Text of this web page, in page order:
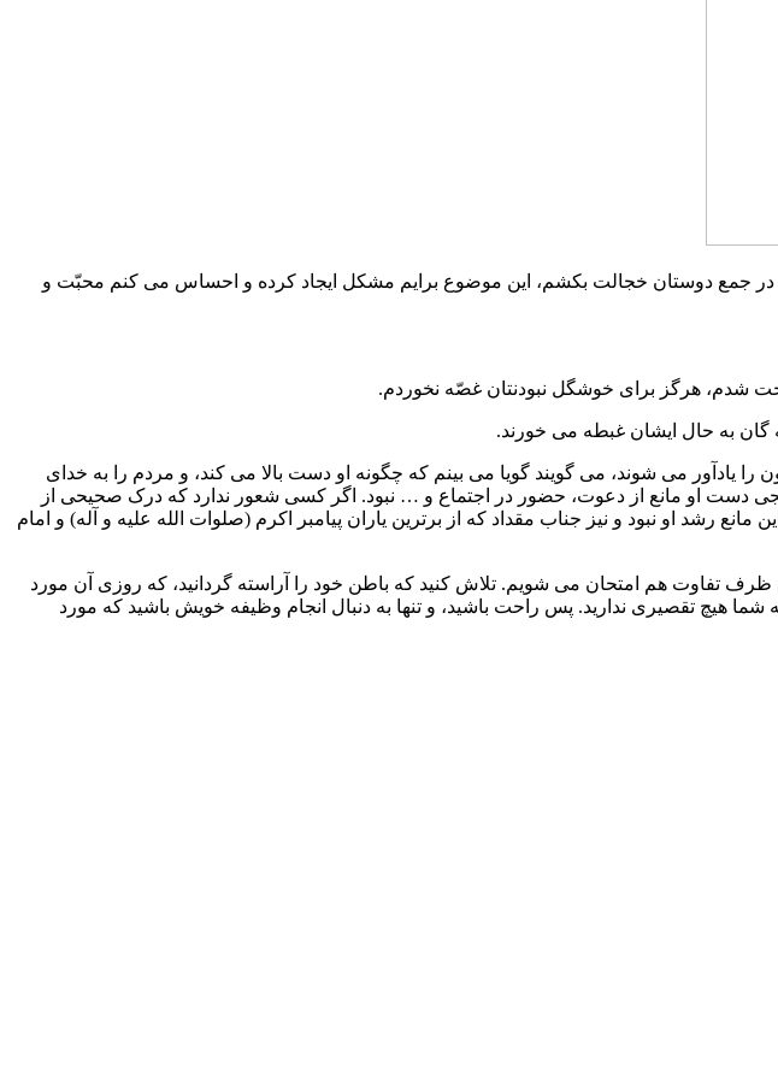
در جمع دوستان خجالت بکشم، این موضوع برایم مشکل ایجاد کرده و احساس می کنم محبّت و
شدم، هرگز برای خوشگل نبودنتان غصّه نخوردم.
گان به حال ایشان غبطه می خورند.
می شوند، می گویند گویا می بینم که چگونه او دست بالا می کند، و مردم را به خدای
دست او مانع از دعوت، حضور در اجتماع و … نبود. اگر کسی شعور ندارد که درک صحیحی از
رشد او نبود و نیز جناب مقداد که از برترین یاران پیامبر اکرم (صلوات الله علیه و آله) و امام
ظرف تفاوت هم امتحان می شویم. تلاش کنید که باطن خود را آراسته گردانید، که روزی آن مورد
هیچ تقصیری ندارید. پس راحت باشید، و تنها به دنبال انجام وظیفه خویش باشید که مورد